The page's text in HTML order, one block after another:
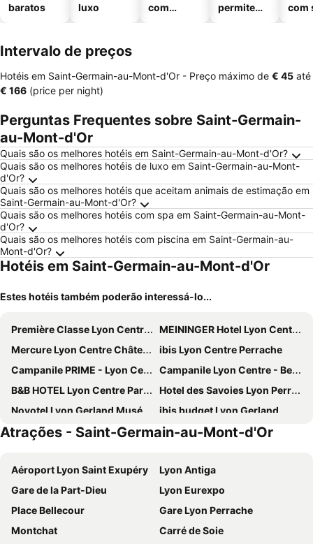
baratos
luxo
com
permitem
com
Intervalo de preços
Hotéis em Saint-Germain-au-Mont-d'Or - Preço máximo de ‎€ 45 até
‎€ 166 (price per night)
Perguntas Frequentes sobre Saint-Germain-
au-Mont-d'Or
Quais são os melhores hotéis em Saint-Germain-au-Mont-d'Or?
Quais são os melhores hotéis de luxo em Saint-Germain-au-Mont-
d'Or?
Quais são os melhores hotéis que aceitam animais de estimação em
Saint-Germain-au-Mont-d'Or?
Quais são os melhores hotéis com spa em Saint-Germain-au-Mont-
d'Or?
Quais são os melhores hotéis com piscina em Saint-Germain-au-
Mont-d'Or?
Hotéis em Saint-Germain-au-Mont-d'Or
Estes hotéis também poderão interessá-lo...
Première Classe Lyon Centre Gare Part Dieu
MEININGER Hotel Lyon Centre Berthelot
Mercure Lyon Centre Château Perrache
ibis Lyon Centre Perrache
Campanile PRIME - Lyon Centre Gare Part Dieu
Campanile Lyon Centre - Berges du Rhône
B&B HOTEL Lyon Centre Part-Dieu Gambetta
Hotel des Savoies Lyon Perrache
Novotel Lyon Gerland Musée des Confluences
ibis budget Lyon Gerland
Campanile PRIME - Lyon Centre - Gare Perrache
ibis budget Lyon Confluence
Hôtel Mercure Lyon Centre Plaza République
Hôtel Charlemagne by Happyculture
Lyon Marriott Hotel Cité Internationale
Hôtel Mercure Lyon Centre Beaux Arts
ibis Lyon Gerland Musée des Confluences
Mercure Lyon Centre Saxe Lafayette
Hôtel des Remparts
ibis Lyon Gare Part Dieu
Atrações - Saint-Germain-au-Mont-d'Or
Aéroport Lyon Saint Exupéry
Lyon Antiga
Gare de la Part-Dieu
Lyon Eurexpo
Place Bellecour
Gare Lyon Perrache
Montchat
Carré de Soie